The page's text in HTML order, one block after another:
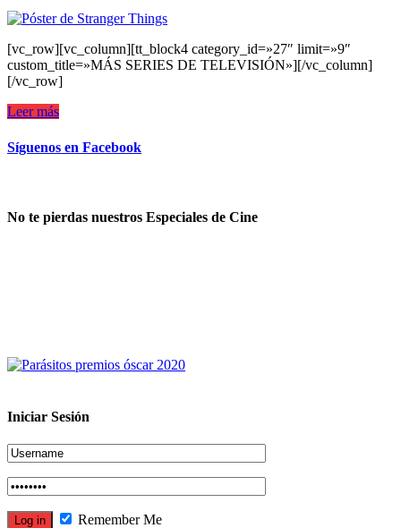
[vc_row][vc_column][tt_block4 category_id=»27″ limit=»9″
custom_title=»MÁS SERIES DE TELEVISIÓN»][/vc_column]
[/vc_row]
Leer más
Síguenos en Facebook
No te pierdas nuestros Especiales de Cine
Iniciar Sesión
Remember Me